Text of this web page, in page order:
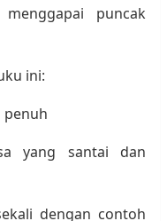
puncak
ini:
penuh
yang santai dan
dengan contoh